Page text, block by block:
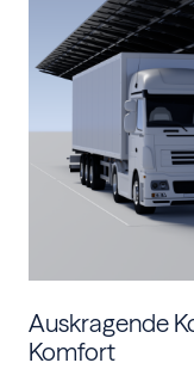
Auskragende
Komfort